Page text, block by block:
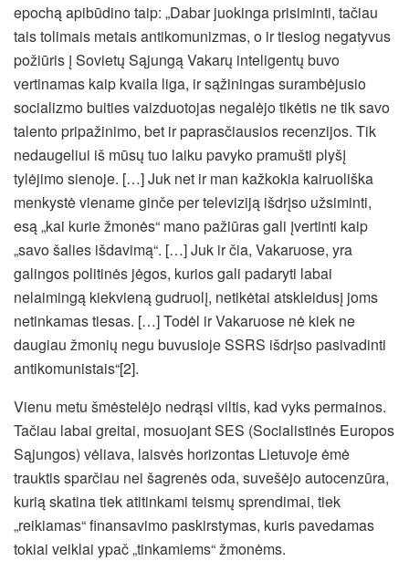
epochą apibūdino taip: „Dabar juokinga prisiminti, tačiau
tais tolimais metais antikomunizmas, o ir tiesiog negatyvus
požiūris į Sovietų Sąjungą Vakarų inteligentų buvo
vertinamas kaip kvaila liga, ir sąžiningas surambėjusio
socializmo buities vaizduotojas negalėjo tikėtis ne tik savo
talento pripažinimo, bet ir paprasčiausios recenzijos. Tik
nedaugeliui iš mūsų tuo laiku pavyko pramušti plyšį
tylėjimo sienoje. […] Juk net ir man kažkokia kairuoliška
menkystė viename ginče per televiziją išdrįso užsiminti,
esą „kai kurie žmonės“ mano pažiūras gali įvertinti kaip
„savo šalies išdavimą“. […] Juk ir čia, Vakaruose, yra
galingos politinės jėgos, kurios gali padaryti labai
nelaimingą kiekvieną gudruolį, netikėtai atskleidusį joms
netinkamas tiesas. […] Todėl ir Vakaruose nė kiek ne
daugiau žmonių negu buvusioje SSRS išdrįso pasivadinti
antikomunistais“[2].
Vienu metu šmėstelėjo nedrąsi viltis, kad vyks permainos.
Tačiau labai greitai, mosuojant SES (Socialistinės Europos
Sąjungos) vėliava, laisvės horizontas Lietuvoje ėmė
trauktis sparčiau nei šagrenės oda, suvešėjo autocenzūra,
kurią skatina tiek atitinkami teismų sprendimai, tiek
„reikiamas“ finansavimo paskirstymas, kuris pavedamas
tokiai veiklai ypač „tinkamiems“ žmonėms.